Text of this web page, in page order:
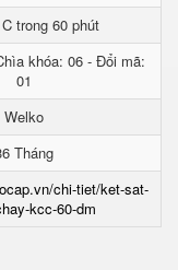
trong 60 phút
khóa: 06 - Đổi mã:
01
Welko
Tháng
chi-tiet/ket-sat-
kcc-60-dm